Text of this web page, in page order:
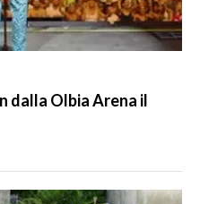
dalla Olbia Arena il